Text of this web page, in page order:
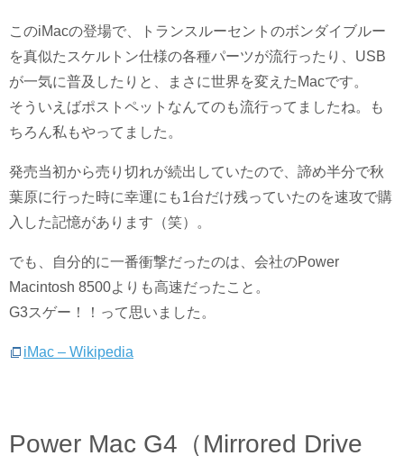
このiMacの登場で、トランスルーセントのボンダイブルー
を真似たスケルトン仕様の各種パーツが流行ったり、USB
が一気に普及したりと、まさに世界を変えたMacです。
そういえばポストペットなんてのも流行ってましたね。も
ちろん私もやってました。
発売当初から売り切れが続出していたので、諦め半分で秋
葉原に行った時に幸運にも1台だけ残っていたのを速攻で購
入した記憶があります（笑）。
でも、自分的に一番衝撃だったのは、会社のPower
Macintosh 8500よりも高速だったこと。
G3スゲー！！って思いました。
iMac – Wikipedia
Power Mac G4（Mirrored Drive